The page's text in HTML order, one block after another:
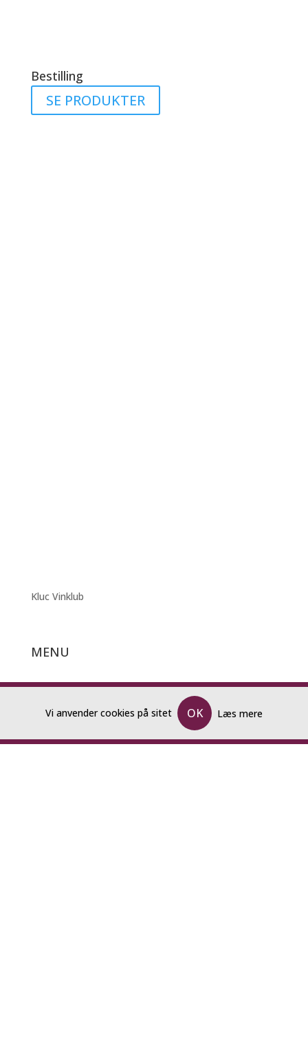
Bestilling
SE PRODUKTER
Kluc Vinklub
MENU
Katalog og Bestillingsliste
Kalender
Vi anvender cookies på sitet OK Læs mere